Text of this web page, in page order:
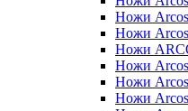
Ножи
Ножи
Ножи
Ножи
Ножи Arcos
Ножи